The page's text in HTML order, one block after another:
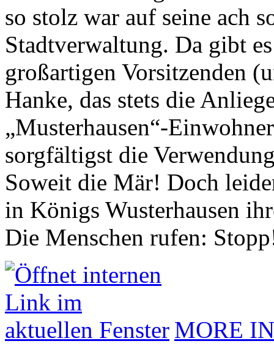
so stolz war auf seine ach
Stadtverwaltung. Da gibt
großartigen Vorsitzenden
Hanke, das stets die
„Musterhausen“-
sorgfältigst die
Soweit die Mär! Doch
in Königs Wusterhausen
Die Menschen rufen:
MORE